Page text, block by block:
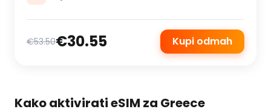
€53.50€30.55 Kupi odmah
Kako aktivirati eSIM za Greece